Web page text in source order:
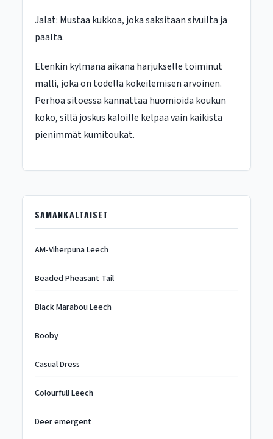
Jalat: Mustaa kukkoa, joka saksitaan sivuilta ja
päältä.
Etenkin kylmänä aikana harjukselle toiminut
malli, joka on todella kokeilemisen arvoinen.
Perhoa sitoessa kannattaa huomioida koukun
koko, sillä joskus kaloille kelpaa vain kaikista
pienimmät kumitoukat.
SAMANKALTAISET
AM-Viherpuna Leech
Beaded Pheasant Tail
Black Marabou Leech
Booby
Casual Dress
Colourfull Leech
Deer emergent